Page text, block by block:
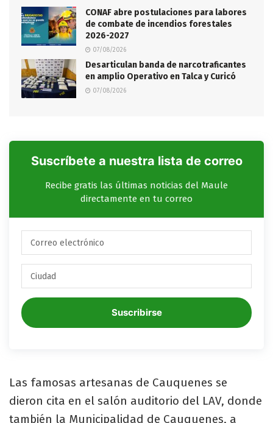
CONAF abre postulaciones para labores
de combate de incendios forestales
2026-2027
07/08/2026
Desarticulan banda de narcotraficantes
en amplio Operativo en Talca y Curicó
07/08/2026
Suscríbete a nuestra lista de correo
Recibe gratis las últimas noticias del Maule
directamente en tu correo
Suscribirse
Las famosas artesanas de Cauquenes se
dieron cita en el salón auditorio del LAV, donde
también la Municipalidad de Cauquenes, a